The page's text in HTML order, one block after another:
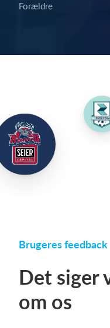
Forældre
Brugeres feedback
Det siger
om os